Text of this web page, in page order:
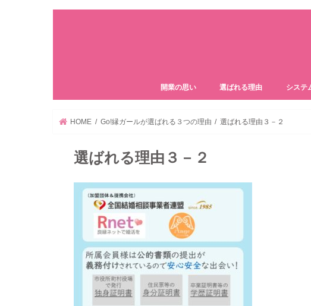
開業の思い 選ばれる理由 システ
HOME Go!縁ガールが選ばれる３つの理由 選ばれる理由３－２
選ばれる理由３－２